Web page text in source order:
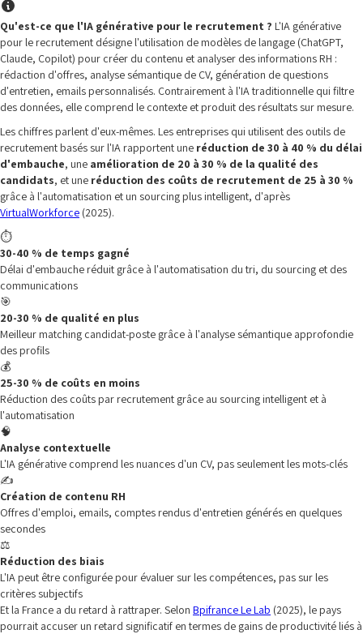
Qu'est-ce que l'IA générative pour le recrutement ? L'IA générative
pour le recrutement désigne l'utilisation de modèles de langage (ChatGPT,
Claude, Copilot) pour créer du contenu et analyser des informations RH :
rédaction d'offres, analyse sémantique de CV, génération de questions
d'entretien, emails personnalisés. Contrairement à l'IA traditionnelle qui filtre
des données, elle comprend le contexte et produit des résultats sur mesure.
Les chiffres parlent d'eux-mêmes. Les entreprises qui utilisent des outils de
recrutement basés sur l'IA rapportent une réduction de 30 à 40 % du délai
d'embauche, une amélioration de 20 à 30 % de la qualité des
candidats, et une réduction des coûts de recrutement de 25 à 30 %
grâce à l'automatisation et un sourcing plus intelligent, d'après
VirtualWorkforce (2025).
⏱️
30-40 % de temps gagné
Délai d'embauche réduit grâce à l'automatisation du tri, du sourcing et des
communications
🎯
20-30 % de qualité en plus
Meilleur matching candidat-poste grâce à l'analyse sémantique approfondie
des profils
💰
25-30 % de coûts en moins
Réduction des coûts par recrutement grâce au sourcing intelligent et à
l'automatisation
🧠
Analyse contextuelle
L'IA générative comprend les nuances d'un CV, pas seulement les mots-clés
✍️
Création de contenu RH
Offres d'emploi, emails, comptes rendus d'entretien générés en quelques
secondes
⚖️
Réduction des biais
L'IA peut être configurée pour évaluer sur les compétences, pas sur les
critères subjectifs
Et la France a du retard à rattraper. Selon Bpifrance Le Lab (2025), le pays
pourrait accuser un retard significatif en termes de gains de productivité liés à